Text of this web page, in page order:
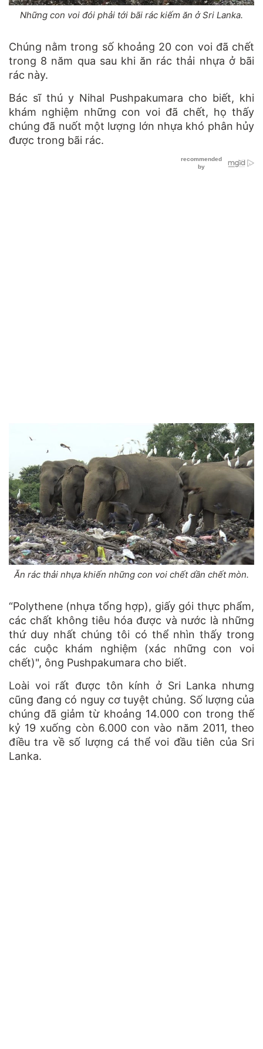
Những con voi đói phải tới bãi rác kiếm ăn ở Sri Lanka.
Chúng nằm trong số khoảng 20 con voi đã chết
trong 8 năm qua sau khi ăn rác thải nhựa ở bãi
rác này.
Bác sĩ thú y Nihal Pushpakumara cho biết, khi
khám nghiệm những con voi đã chết, họ thấy
chúng đã nuốt một lượng lớn nhựa khó phân hủy
được trong bãi rác.
Ăn rác thải nhựa khiến những con voi chết dần chết mòn.
“Polythene (nhựa tổng hợp), giấy gói thực phẩm,
các chất không tiêu hóa được và nước là những
thứ duy nhất chúng tôi có thể nhìn thấy trong
các cuộc khám nghiệm (xác những con voi
chết)", ông Pushpakumara cho biết.
Loài voi rất được tôn kính ở Sri Lanka nhưng
cũng đang có nguy cơ tuyệt chủng. Số lượng của
chúng đã giảm từ khoảng 14.000 con trong thế
kỷ 19 xuống còn 6.000 con vào năm 2011, theo
điều tra về số lượng cá thể voi đầu tiên của Sri
Lanka.